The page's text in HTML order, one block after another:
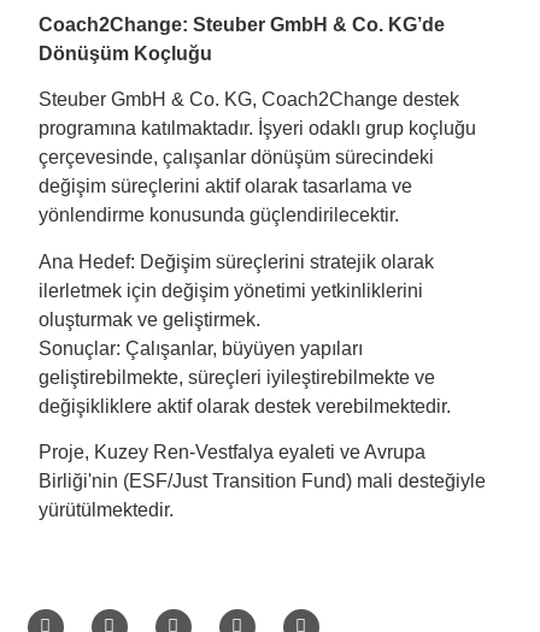
Coach2Change: Steuber GmbH & Co. KG’de
Dönüşüm Koçluğu
Steuber GmbH & Co. KG, Coach2Change destek
programına katılmaktadır. İşyeri odaklı grup koçluğu
çerçevesinde, çalışanlar dönüşüm sürecindeki
değişim süreçlerini aktif olarak tasarlama ve
yönlendirme konusunda güçlendirilecektir.
Ana Hedef: Değişim süreçlerini stratejik olarak
ilerletmek için değişim yönetimi yetkinliklerini
oluşturmak ve geliştirmek.
Sonuçlar: Çalışanlar, büyüyen yapıları
geliştirebilmekte, süreçleri iyileştirebilmekte ve
değişikliklere aktif olarak destek verebilmektedir.
Proje, Kuzey Ren-Vestfalya eyaleti ve Avrupa
Birliği'nin (ESF/Just Transition Fund) mali desteğiyle
yürütülmektedir.